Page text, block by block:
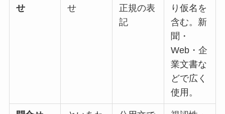
せ
せ
正規の表
記
り仮名を
含む。新
聞・
Web・企
業文書な
どで広く
使用。